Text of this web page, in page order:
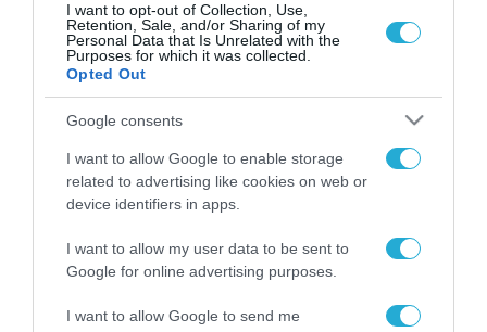
I want to opt-out of Collection, Use,
Retention, Sale, and/or Sharing of my
Personal Data that Is Unrelated with the
Purposes for which it was collected.
Opted Out
Google consents
I want to allow Google to enable storage
related to advertising like cookies on web or
device identifiers in apps.
I want to allow my user data to be sent to
Google for online advertising purposes.
I want to allow Google to send me